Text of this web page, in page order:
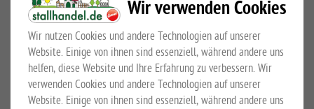
mit Sattelhalter Profi und Profischloss
Mehr Details Großewinkelmann GmbH & Co.KG
Wir verwenden Cookies
Wir nutzen Cookies und andere Technologien auf unserer
Website. Einige von ihnen sind essenziell, während andere uns
helfen, diese Website und Ihre Erfahrung zu verbessern. Wir
verwenden Cookies und andere Technologien auf unserer
Website. Einige von ihnen sind essenziell, während andere uns